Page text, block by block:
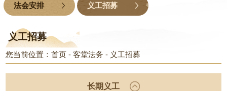
法会安排 义工招募
义工招募
您当前位置：首页 -客堂法务 - 义工招募
长期义工